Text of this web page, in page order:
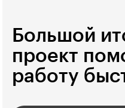
Большой
проект
работу